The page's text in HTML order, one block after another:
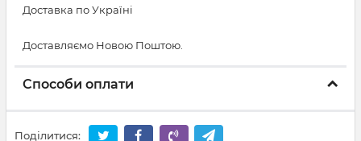
Доставка по Україні
Доставляємо Новою Поштою.
Способи оплати
Поділитися: